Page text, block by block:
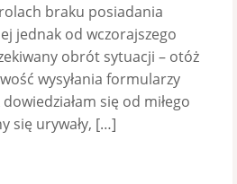
braku posiadania
jednak od wczorajszego
obrót sytuacji – otóż
wysyłania formularzy
dowiedziałam się od miłego
się urywały, […]